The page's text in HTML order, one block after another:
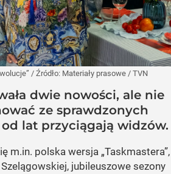
/ Źródło: Materiały prasowe / TVN
dwie nowości, ale nie
ze sprawdzonych
lat przyciągają widzów.
m.in. polska wersja „Taskmastera”,
jubileuszowe sezony